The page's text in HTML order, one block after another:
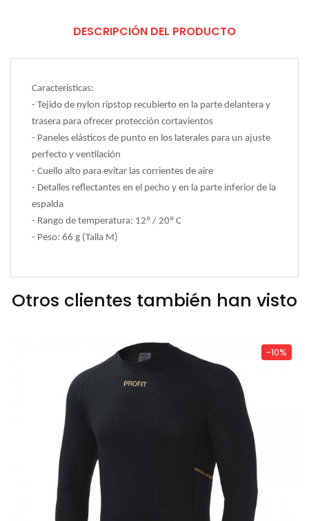
DESCRIPCIÓN DEL PRODUCTO
Características:
- Tejido de nylon ripstop recubierto en la parte delantera y
trasera para ofrecer protección cortavientos
- Paneles elásticos de punto en los laterales para un ajuste
perfecto y ventilación
- Cuello alto para evitar las corrientes de aire
- Detalles reflectantes en el pecho y en la parte inferior de la
espalda
- Rango de temperatura: 12º / 20º C
- Peso: 66 g (Talla M)
Otros clientes también han visto
-10%